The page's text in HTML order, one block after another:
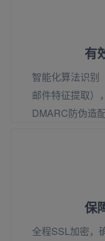
有
智能化算法识别
邮件特征提取）
DMARC防伪造
保
全程SSL加密，